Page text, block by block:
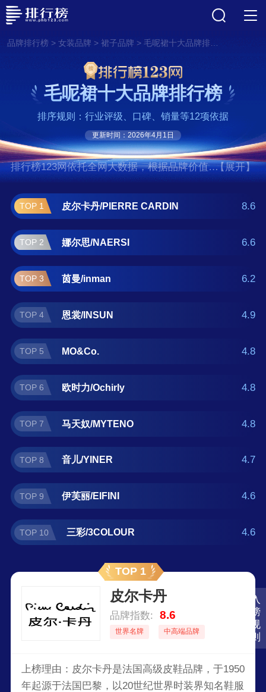
品牌排行榜> 女装品牌 > 裙子品牌 > 毛呢裙十大品牌排行榜
入
榜
规
则
毛呢裙十大品牌排行榜
排序规则：行业评级、口碑、销量等12项依据
更新时间：2026年4月1日
排行榜123网依托全网大数据，根据品牌价值、
口碑评价等多项指数评选出了毛呢裙十大品牌
排行榜,前十名分别是皮尔卡丹/PIERRE
CARDIN、娜尔思/NAERSI、茵曼/inman、恩
裳/INSUN、MO&Co.、欧时力/Ochirly、马天
奴/MYTENO、音儿/YINER、伊芙丽/EIFINI、
三彩/3COLOUR。如果您正在查找毛呢裙什么
牌子好？那么本毛呢裙十大品牌榜单可供您作
为选购参考，我们致力于用最真实的用户数据
推荐口碑最好的毛呢裙品牌，让您选得放心。
【展开】
TOP 1 皮尔卡丹/PIERRE CARDIN 8.6
TOP 2 娜尔思/NAERSI 6.6
TOP 3 茵曼/inman 6.2
TOP 4 恩裳/INSUN 4.9
TOP 5 MO&Co. 4.8
TOP 6 欧时力/Ochirly 4.8
TOP 7 马天奴/MYTENO 4.8
TOP 8 音儿/YINER 4.7
TOP 9 伊芙丽/EIFINI 4.6
TOP 10 三彩/3COLOUR 4.6
TOP 1
皮尔卡丹
品牌指数: 8.6
世界名牌 中高端品牌
上榜理由：皮尔卡丹是法国高级皮鞋品牌，于1950
年起源于法国巴黎，以20世纪世界时装界知名鞋服